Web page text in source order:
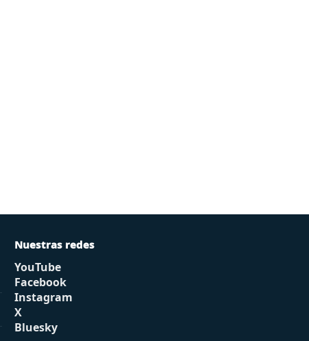
Nuestras redes
YouTube
Facebook
Instagram
X
Bluesky